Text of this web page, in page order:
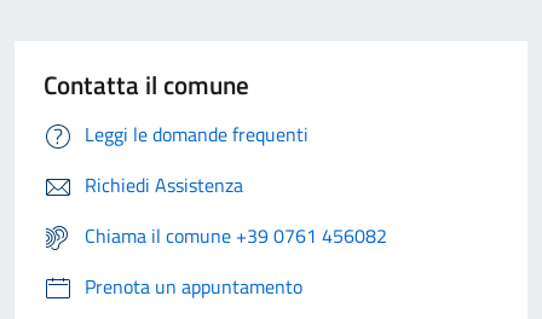
Contatta il comune
Leggi le domande frequenti
Richiedi Assistenza
Chiama il comune +39 0761 456082
Prenota un appuntamento